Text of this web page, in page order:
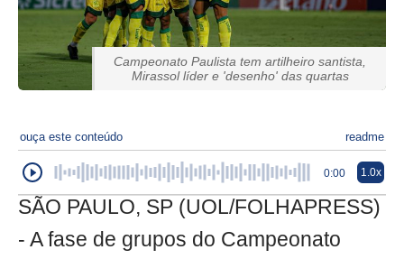
Campeonato Paulista tem artilheiro santista,
Mirassol líder e 'desenho' das quartas
ouça este conteúdo readme
0:00 1.0x
SÃO PAULO, SP (UOL/FOLHAPRESS)
- A fase de grupos do Campeonato